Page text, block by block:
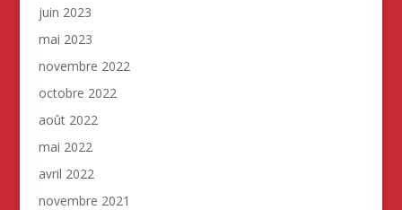
juin 2023
mai 2023
novembre 2022
octobre 2022
août 2022
mai 2022
avril 2022
novembre 2021